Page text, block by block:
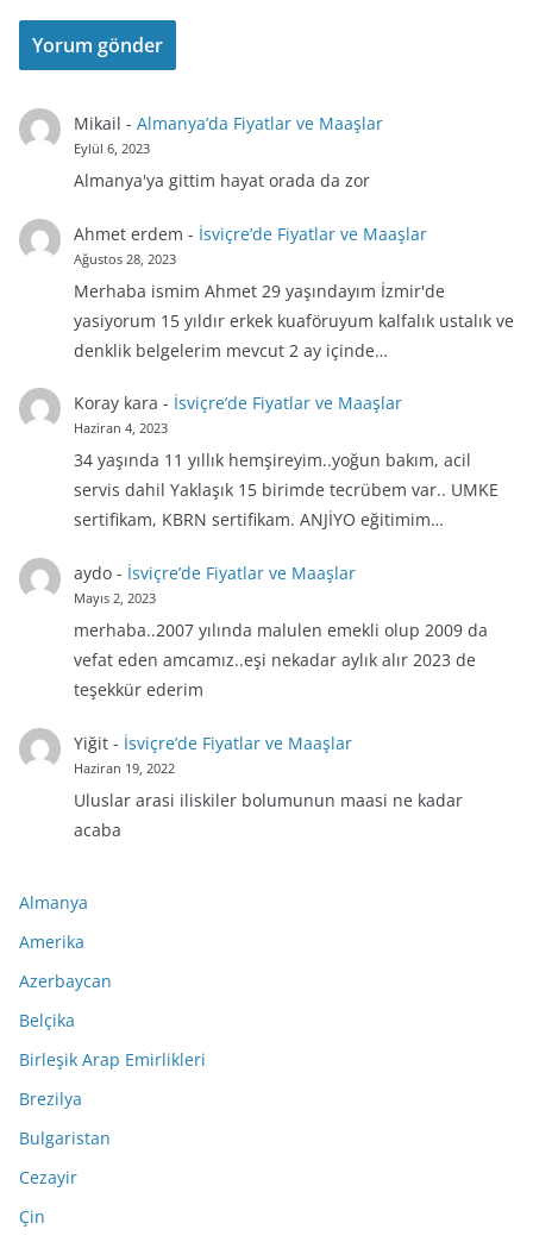
Mikail - Almanya’da Fiyatlar ve Maaşlar
Eylül 6, 2023
Almanya'ya gittim hayat orada da zor
Ahmet erdem - İsviçre’de Fiyatlar ve Maaşlar
Ağustos 28, 2023
Merhaba ismim Ahmet 29 yaşındayım İzmir'de
yasiyorum 15 yıldır erkek kuaföruyum kalfalık ustalık ve
denklik belgelerim mevcut 2 ay içinde…
Koray kara - İsviçre’de Fiyatlar ve Maaşlar
Haziran 4, 2023
34 yaşında 11 yıllık hemşireyim..yoğun bakım, acil
servis dahil Yaklaşık 15 birimde tecrübem var.. UMKE
sertifikam, KBRN sertifikam. ANJİYO eğitimim…
aydo- İsviçre’de Fiyatlar ve Maaşlar
Mayıs 2, 2023
merhaba..2007 yılında malulen emekli olup 2009 da
vefat eden amcamız..eşi nekadar aylık alır 2023 de
teşekkür ederim
Yiğit- İsviçre’de Fiyatlar ve Maaşlar
Haziran 19, 2022
Uluslar arasi iliskiler bolumunun maasi ne kadar
acaba
Almanya
Amerika
Azerbaycan
Belçika
Birleşik Arap Emirlikleri
Brezilya
Bulgaristan
Cezayir
Çin